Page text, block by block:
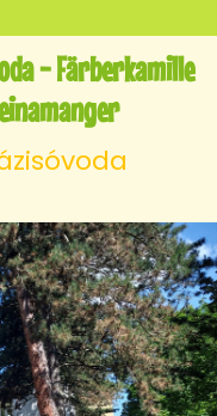
- Färberkamille